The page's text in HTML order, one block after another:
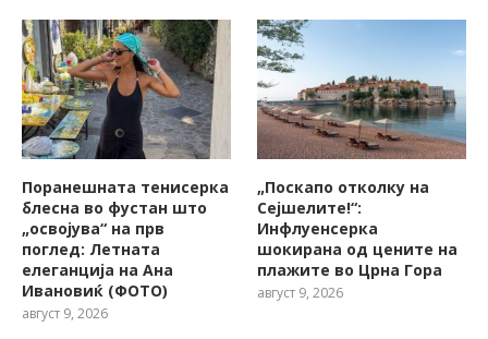
Поранешната тенисерка
блесна во фустан што
„освојува“ на прв
поглед: Летната
елеганција на Ана
Ивановиќ (ФОТО)
август 9, 2026
„Поскапо отколку на
Сејшелите!“:
Инфлуенсерка
шокирана од цените на
плажите во Црна Гора
август 9, 2026